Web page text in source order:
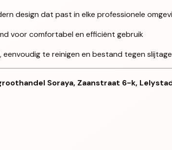
design dat past in elke professionele
voor comfortabel en efficiënt gebruik
eenvoudig te reinigen en bestand tegen slijtage
Soraya, Zaanstraat 6-k,